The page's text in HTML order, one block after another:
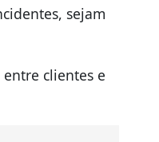
sejam
clientes e